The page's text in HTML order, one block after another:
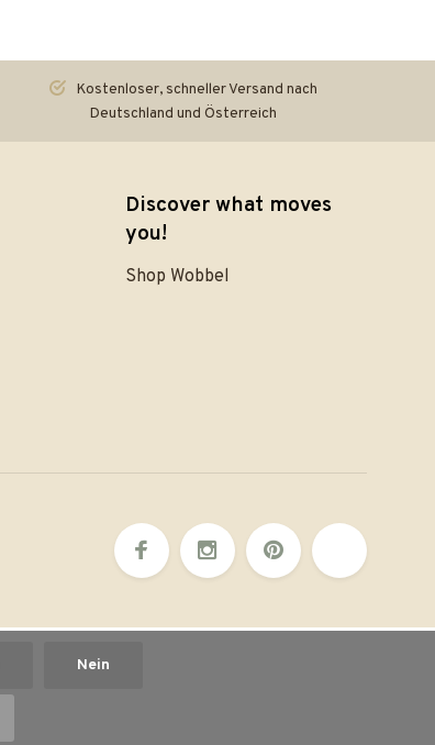
Kostenloser, schneller Versand nach
Deutschland und Österreich
Discover what moves
you!
Shop Wobbel
Nein